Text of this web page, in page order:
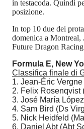
in testacoda. Quindi
posizione.
In top 10 due dei
domenica a Montreal,
Future Dragon
Formula E, New
Classifica finale di
1. Jean-Éric
2. Felix Rosenqvist
3. José María
4. Sam Bird (Ds
5. Nick Heidfeld
6. Daniel Abt (Abt